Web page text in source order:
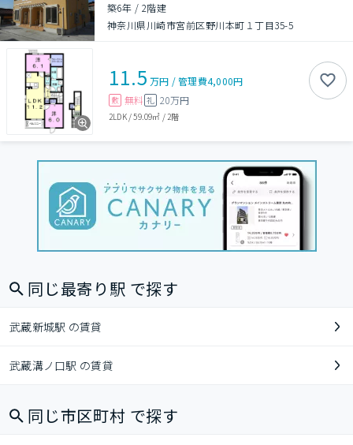
築6年 / 2階建
神奈川県川崎市宮前区野川本町１丁目35-5
11.5 万円 /管理費4,000円
敷 無料 礼 20万円
2LDK/59.09㎡ / 2階
同じ最寄り駅 で探す
武蔵新城駅 の賃貸
武蔵溝ノ口駅 の賃貸
同じ市区町村 で探す